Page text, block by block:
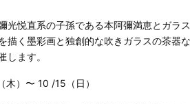
光悦直系の子孫である本阿彌満恵とガラ
描く墨彩画と独創的な吹きガラスの茶器
します。
木）〜 10 /15（日）